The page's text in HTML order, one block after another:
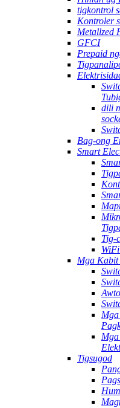
tigkontrol
Kontroler
Metallzed
GFCI
Prepaid
dili
Bag-ong
Smart
Tig-
Mga Kabit
Tigsugod